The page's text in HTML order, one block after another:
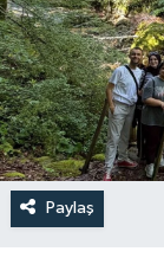
Paylaş